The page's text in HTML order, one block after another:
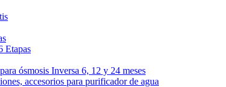
Etapas
ósmosis Inversa 6, 12 y 24 meses
accesorios para purificador de agua